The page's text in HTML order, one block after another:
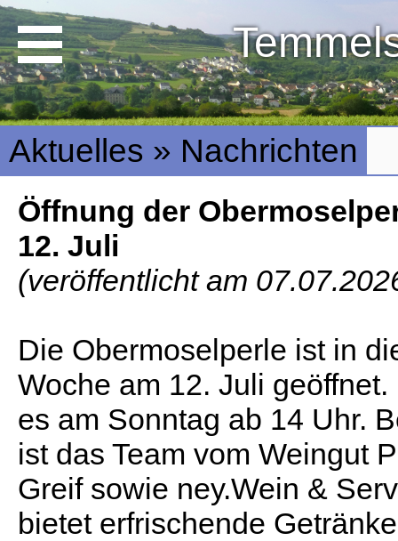
Aktuelles » Nachrichten
Öffnung der
12. Juli
(veröffentlicht am
Die Obermoselperle ist in
Woche am 12. Juli geöffnet.
es am Sonntag ab 14 Uhr.
ist das Team vom Weingut
Greif sowie ney.Wein &
bietet erfrischende